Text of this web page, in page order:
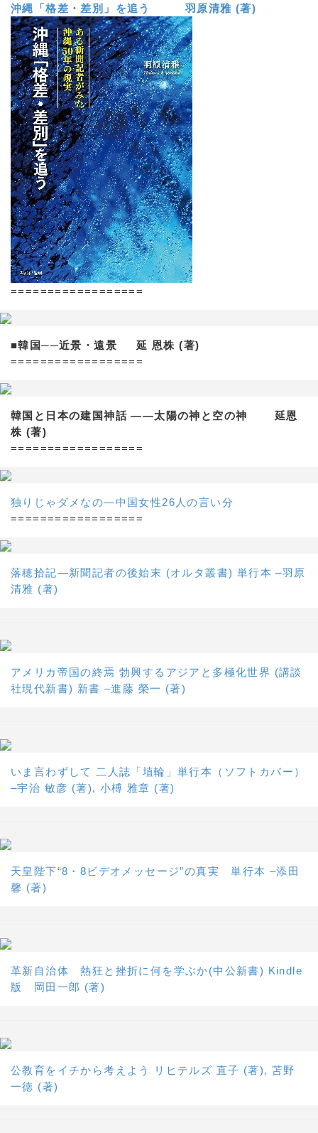
沖縄「格差・差別」を追う 羽原清雅 (著)
==================
■韓国──近景・遠景 延 恩株 (著)
==================
韓国と日本の建国神話 ——太陽の神と空の神 延恩
株 (著)
==================
独りじゃダメなの―中国女性26人の言い分
==================
落穂拾記―新聞記者の後始末 (オルタ叢書) 単行本 –羽原
清雅 (著)
アメリカ帝国の終焉 勃興するアジアと多極化世界 (講談
社現代新書) 新書 –進藤 榮一 (著)
いま言わずして 二人誌「埴輪」単行本（ソフトカバー）
–宇治 敏彦 (著), 小榑 雅章 (著)
天皇陛下“8・8ビデオメッセージ”の真実 単行本 –添田
馨 (著)
革新自治体 熱狂と挫折に何を学ぶか(中公新書) Kindle
版 岡田一郎 (著)
公教育をイチから考えよう リヒテルズ 直子 (著), 苫野
一徳 (著)